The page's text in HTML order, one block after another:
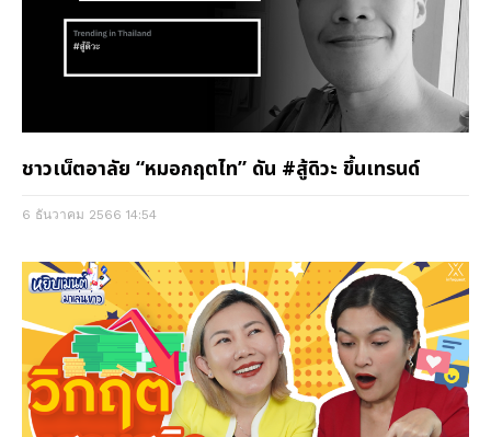
ชาวเน็ตอาลัย “หมอกฤตไท” ดัน #สู้ดิวะ ขึ้นเทรนด์
6 ธันวาคม 2566 14:54